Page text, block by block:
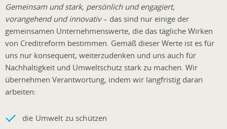
Gemeinsam und stark, persönlich und engagiert,
vorangehend und innovativ– das sind nur einige der
gemeinsamen Unternehmenswerte, die das tägliche Wirken
von Creditreform bestimmen. Gemäß dieser Werte ist es für
uns nur konsequent, weiterzudenken und uns auch für
Nachhaltigkeit und Umweltschutz stark zu machen. Wir
übernehmen Verantwortung, indem wir langfristig daran
arbeiten:
die Umwelt zu schützen